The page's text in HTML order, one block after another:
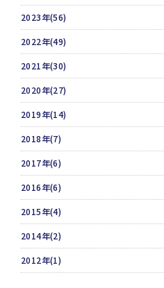
2023年(56)
2022年(49)
2021年(30)
2020年(27)
2019年(14)
2018年(7)
2017年(6)
2016年(6)
2015年(4)
2014年(2)
2012年(1)